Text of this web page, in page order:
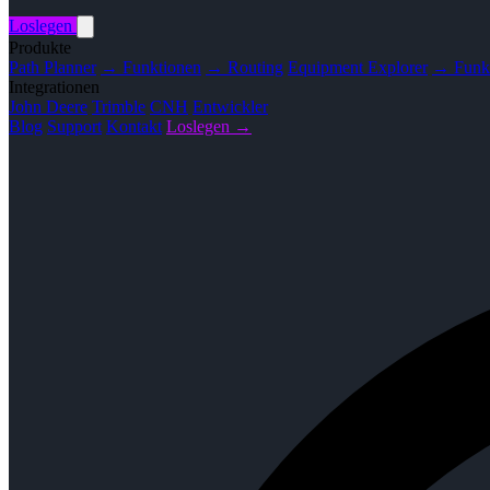
Loslegen
Produkte
Path Planner → Funktionen → Routing Equipment Explorer →
Integrationen
John Deere Trimble CNH Entwickler
Blog Support Kontakt Loslegen →